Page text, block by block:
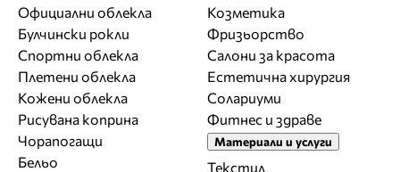
Официални облекла
Булчински рокли
Спортни облекла
Плетени облекла
Кожени облекла
Рисувана коприна
Чорапогащи
Бельо
Козметика
Фризьорство
Салони за красота
Естетична хирургия
Солариуми
Фитнес и здраве
Материали и услуги
Текстил